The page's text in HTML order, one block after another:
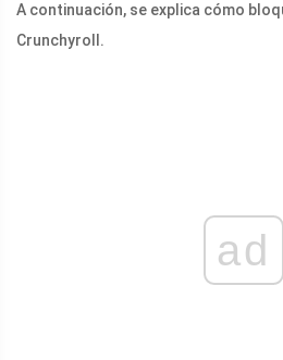
A continuación, se explica cómo
Crunchyroll.
ad